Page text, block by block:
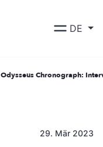
DE
Odysseus Chronograph:
29. Mär 2023